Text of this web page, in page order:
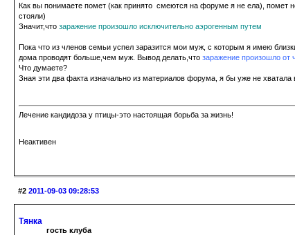
Как вы понимаете помет (как принято смеются на форуме я не ела), помет
стояли)
Значит,что заражение произошло исключительно аэрогенным путем
Пока что из членов семьи успел заразится мои муж, с которым я имею
дома проводят больше,чем муж. Вывод делать,что заражение произошло от
Что думаете?
Зная эти два факта изначально из материалов форума, я бы уже не хватала
Лечение кандидоза у птицы-это настоящая борьба за жизнь!
Неактивен
#2 2011-09-03 09:28:53
Тянка
гость клуба